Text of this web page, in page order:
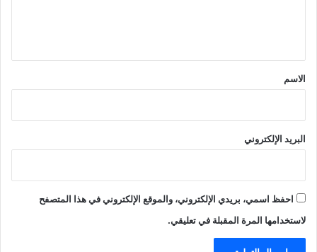
*
الاسم
البريد الإلكتروني
احفظ اسمي، بريدي الإلكتروني، والموقع الإلكتروني في هذا المتصفح
لاستخدامها المرة المقبلة في تعليقي.